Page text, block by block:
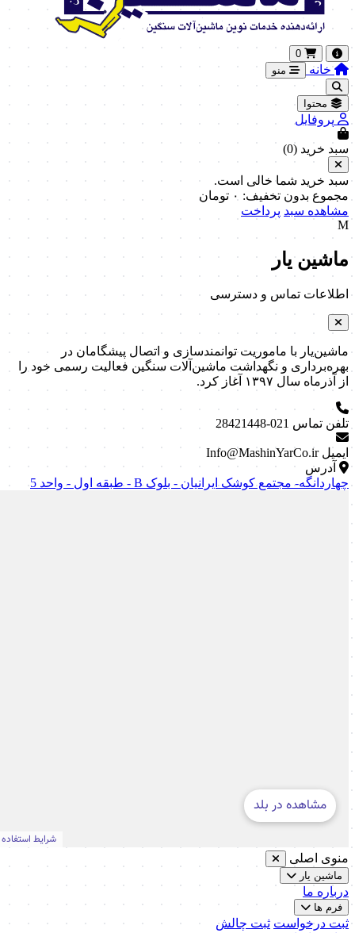
0
خانه منو
محتوا
پروفایل
سبد خرید (0
)
سبد خرید شما خالی است.
مجموع بدون تخفیف: ۰ تومان
مشاهده سبد پرداخت
M
ماشین یار
اطلاعات تماس و دسترسی
ماشین‌یار با ماموریت توانمندسازی و اتصال پیشگامان در
بهره‌برداری و نگهداشت ماشین‌آلات سنگین فعالیت رسمی خود را
از آذرماه سال ۱۳۹۷ آغاز کرد.
تلفن تماس 021-28421448
ایمیل Info@MashinYarCo.ir
آدرس
چهاردانگه- مجتمع کوشک ایرانیان - بلوک B - طبقه اول - واحد 5
منوی اصلی
ماشین یار
درباره ما
فرم ها
ثبت درخواست ثبت چالش